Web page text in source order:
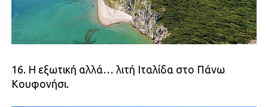
16. H εξωτική αλλά… λιτή Ιταλίδα στο Πάνω
Κουφονήσι.